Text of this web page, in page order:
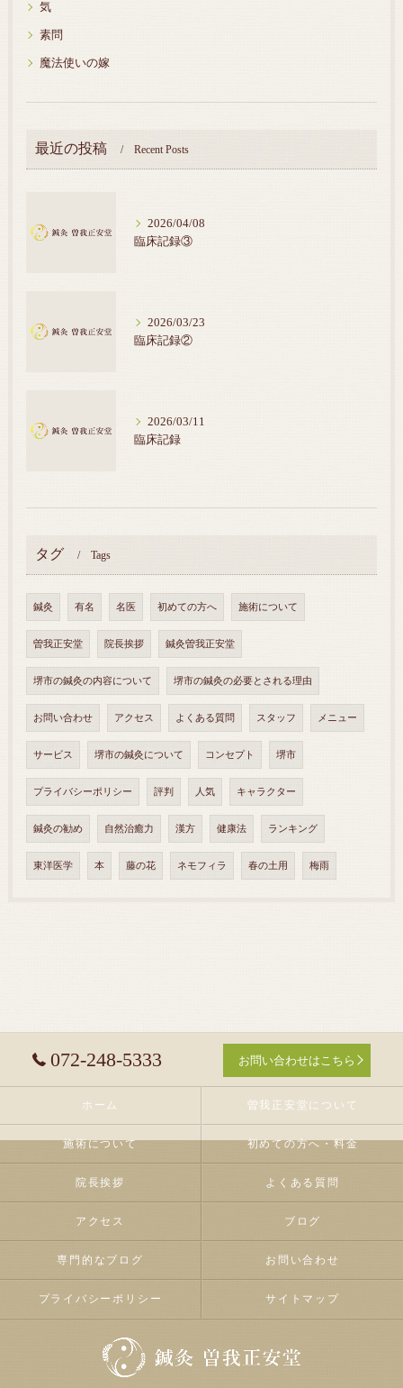
気
素問
魔法使いの嫁
最近の投稿 Recent Posts
2026/04/08
臨床記録③
2026/03/23
臨床記録②
2026/03/11
臨床記録
タグ Tags
鍼灸 有名 名医 初めての方へ 施術について
曽我正安堂 院長挨拶 鍼灸曽我正安堂
堺市の鍼灸の内容について 堺市の鍼灸の必要とされる理由
お問い合わせ アクセス よくある質問 スタッフ メニュー
サービス 堺市の鍼灸について コンセプト 堺市
プライバシーポリシー 評判 人気 キャラクター
鍼灸の勧め 自然治癒力 漢方 健康法 ランキング
東洋医学 本 藤の花 ネモフィラ 春の土用 梅雨
072-248-5333 お問い合わせはこちら
ホーム 曽我正安堂について
施術について 初めての方へ・料金
院長挨拶 よくある質問
アクセス ブログ
専門的なブログ お問い合わせ
プライバシーポリシー サイトマップ